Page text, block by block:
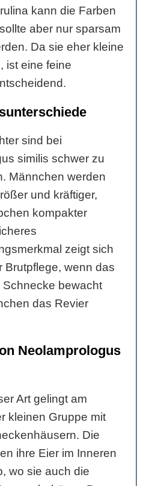
kann die Farben
aber nur sparsam
Da sie eher kleine
ist eine feine
sind bei
similis schwer zu
Männchen werden
und kräftiger,
kompakter
zeigt sich
Brutpflege, wenn das
bewacht
das Revier
Neolamprologus
Art gelingt am
kleinen Gruppe mit
Die
ihre Eier im Inneren
wo sie auch die